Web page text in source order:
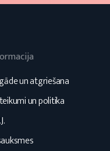
un atgriešana
un politika